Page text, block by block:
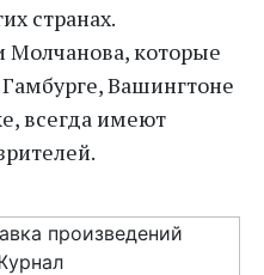
странах.
Молчанова, которые
Вашингтоне
всегда имеют